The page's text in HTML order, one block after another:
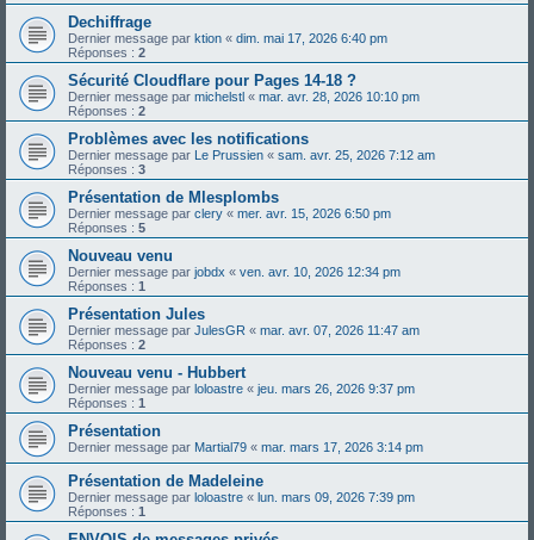
Dechiffrage
Dernier message par ktion « dim. mai 17, 2026 6:40 pm
Réponses : 2
Sécurité Cloudflare pour Pages 14-18 ?
Dernier message par michelstl « mar. avr. 28, 2026 10:10 pm
Réponses : 2
Problèmes avec les notifications
Dernier message par Le Prussien « sam. avr. 25, 2026 7:12 am
Réponses : 3
Présentation de Mlesplombs
Dernier message par clery « mer. avr. 15, 2026 6:50 pm
Réponses : 5
Nouveau venu
Dernier message par jobdx « ven. avr. 10, 2026 12:34 pm
Réponses : 1
Présentation Jules
Dernier message par JulesGR « mar. avr. 07, 2026 11:47 am
Réponses : 2
Nouveau venu - Hubbert
Dernier message par loloastre « jeu. mars 26, 2026 9:37 pm
Réponses : 1
Présentation
Dernier message par Martial79 « mar. mars 17, 2026 3:14 pm
Présentation de Madeleine
Dernier message par loloastre « lun. mars 09, 2026 7:39 pm
Réponses : 1